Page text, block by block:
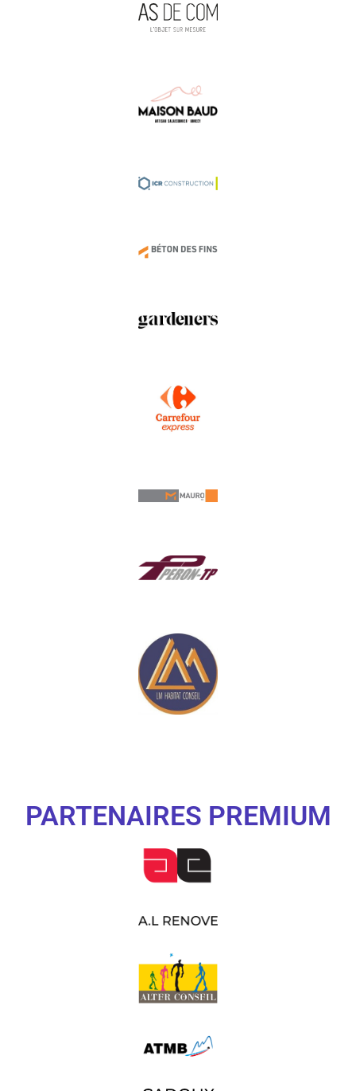
PARTENAIRES PREMIUM